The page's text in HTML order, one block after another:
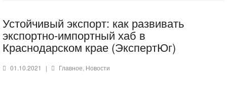
Устойчивый экспорт: как развивать
экспортно-импортный хаб в
Краснодарском крае (ЭкспертЮг)
01.10.2021 | Главное, Новости